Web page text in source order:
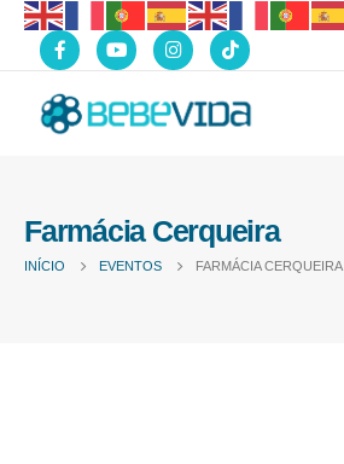
Farmácia Cerqueira
INÍCIO EVENTOS FARMÁCIA CERQUEIRA